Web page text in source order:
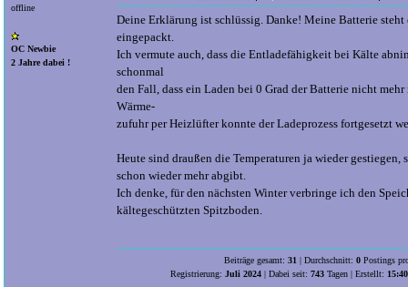
offline
OC Newbie
2 Jahre dabei !
Deine Erklärung ist schlüssig. Danke! Meine Batterie
eingepackt.
Ich vermute auch, dass die Entladefähigkeit bei Kälte
schonmal
den Fall, dass ein Laden bei 0 Grad der Batterie nicht
Wärme-
zufuhr per Heizlüfter konnte der Ladeprozess fortgesetzt
Heute sind draußen die Temperaturen ja wieder gestiegen,
schon wieder mehr abgibt.
Ich denke, für den nächsten Winter verbringe ich den
kältegeschützten Spitzboden.
Beiträge gesamt: 31 | Durchschnitt: 0Postings
Registrierung: Juli 2024 | Dabei seit: 743 Tagen | Erstellt: